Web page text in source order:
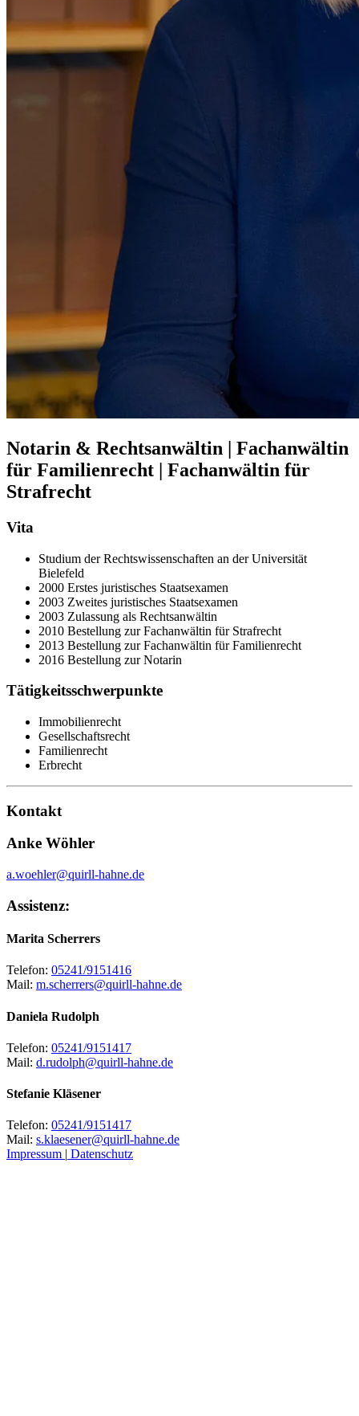
Notarin & Rechtsanwältin | Fachanwältin
für Familienrecht | Fachanwältin für
Strafrecht
Vita
Studium der Rechtswissenschaften an der Universität
Bielefeld
2000 Erstes juristisches Staatsexamen
2003 Zweites juristisches Staatsexamen
2003 Zulassung als Rechtsanwältin
2010 Bestellung zur Fachanwältin für Strafrecht
2013 Bestellung zur Fachanwältin für Familienrecht
2016 Bestellung zur Notarin
Tätigkeitsschwerpunkte
Immobilienrecht
Gesellschaftsrecht
Familienrecht
Erbrecht
Kontakt
Anke Wöhler
a.woehler@quirll-hahne.de
Assistenz:
Marita Scherrers
Telefon: 05241/9151416
Mail: m.scherrers@quirll-hahne.de
Daniela Rudolph
Telefon: 05241/9151417
Mail: d.rudolph@quirll-hahne.de
Stefanie Kläsener
Telefon: 05241/9151417
Mail: s.klaesener@quirll-hahne.de
Impressum | Datenschutz